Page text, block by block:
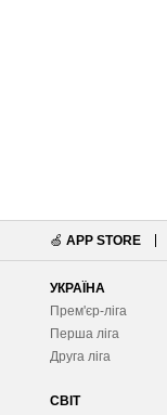
🍏 APP STORE
УКРАЇНА
Прем'єр-ліга
Перша ліга
Друга ліга
СВІТ